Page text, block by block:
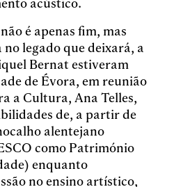
é apenas fim, mas
legado que deixará, a
Bernat estiveram
de Évora, em reunião
a Cultura, Ana Telles,
de, a partir de
alentejano
como Património
enquanto
no ensino artístico,